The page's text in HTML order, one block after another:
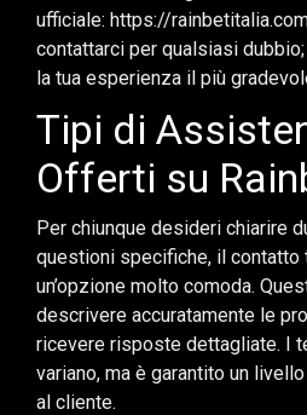
ufficiale: https://
contattarci per qualsiasi
la tua esperienza il più
Tipi di
Offerti su
Per chiunque desideri chiarire
questioni specifiche, il contatto
un’opzione molto comoda.
descrivere accuratamente le
ricevere risposte dettagliate. I
variano, ma è garantito un
al cliente.